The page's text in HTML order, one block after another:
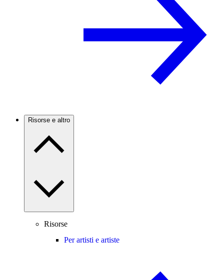
Risorse e altro
Risorse
Per artisti e artiste